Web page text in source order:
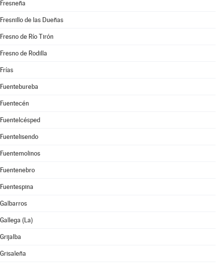
Fresneña
Fresnillo de las Dueñas
Fresno de Río Tirón
Fresno de Rodilla
Frías
Fuentebureba
Fuentecén
Fuentelcésped
Fuentelisendo
Fuentemolinos
Fuentenebro
Fuentespina
Galbarros
Gallega (La)
Grijalba
Grisaleña